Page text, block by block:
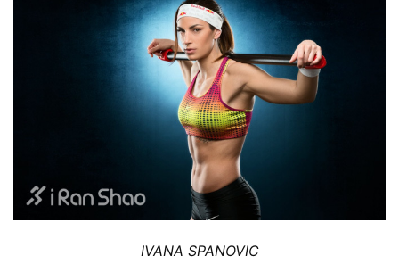
IVANA SPANOVIC